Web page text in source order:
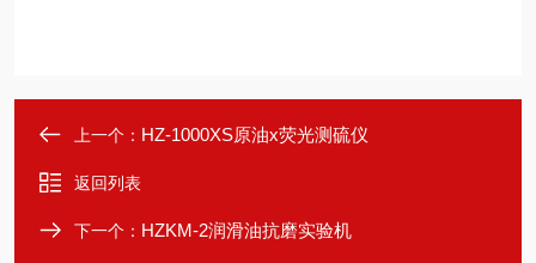
上一个： HZ-1000XS原油x荧光测硫仪
返回列表
下一个： HZKM-2润滑油抗磨实验机